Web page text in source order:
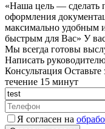
«Наша цель — сделать
оформления
максимально удобным
быстрым для Вас» У
Мы всегда готовы
Написать
Консультация
течение 15 минут
Я согласен на